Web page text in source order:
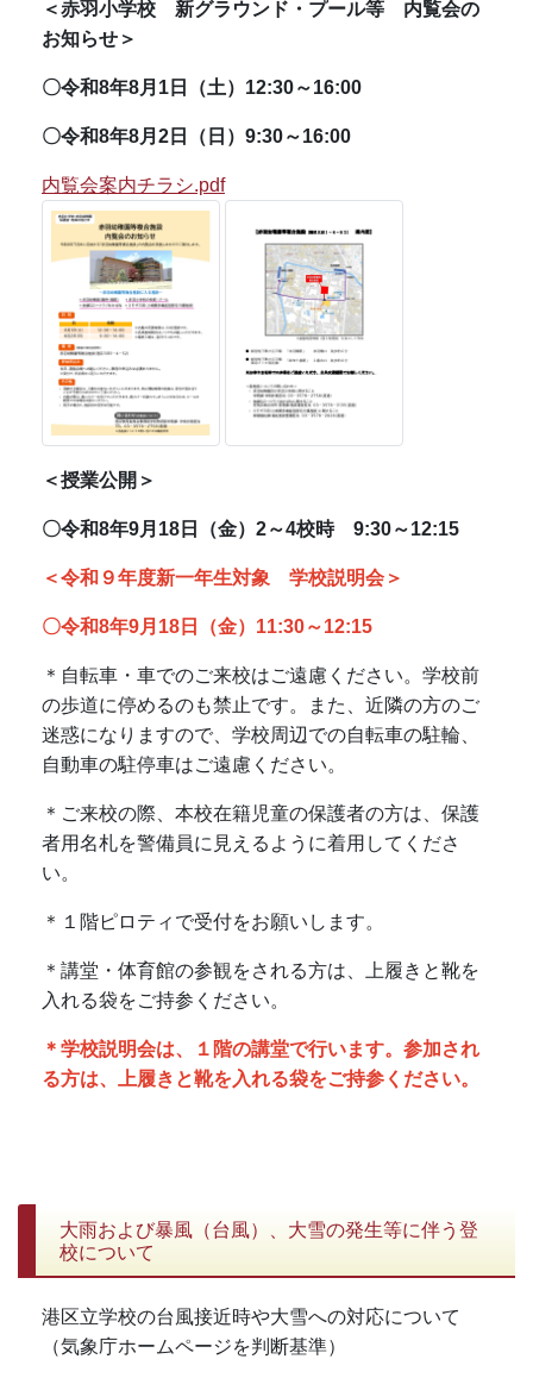
＜赤羽小学校 新グラウンド・プール等 内覧会の
お知らせ＞
〇令和8年8月1日（土）12:30～16:00
〇令和8年8月2日（日）9:30～16:00
内覧会案内チラシ.pdf
＜授業公開＞
〇令和8年9月18日（金）2～4校時 9:30～12:15
＜令和９年度新一年生対象 学校説明会＞
〇令和8年9月18日（金）11:30～12:15
＊自転車・車でのご来校はご遠慮ください。学校前
の歩道に停めるのも禁止です。また、近隣の方のご
迷惑になりますので、学校周辺での自転車の駐輪、
自動車の駐停車はご遠慮ください。
＊ご来校の際、本校在籍児童の保護者の方は、保護
者用名札を警備員に見えるように着用してくださ
い。
＊１階ピロティで受付をお願いします。
＊講堂・体育館の参観をされる方は、上履きと靴を
入れる袋をご持参ください。
＊学校説明会は、１階の講堂で行います。参加され
る方は、上履きと靴を入れる袋をご持参ください。
大雨および暴風（台風）、大雪の発生等に伴う登
校について
港区立学校の台風接近時や大雪への対応について
（気象庁ホームページを判断基準）